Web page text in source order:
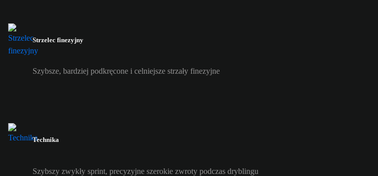
Strzelec finezyjny
Szybsze, bardziej podkręcone i celniejsze strzały finezyjne
Technika
Szybszy zwykły sprint, precyzyjne szerokie zwroty podczas dryblingu